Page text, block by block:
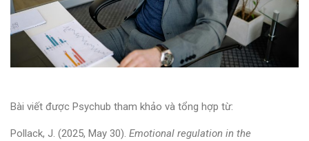
Bài viết được Psychub tham khảo và tổng hợp từ:
Pollack, J. (2025, May 30). Emotional regulation in the